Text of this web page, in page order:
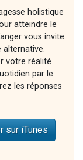
holistique
atteindre le
vous invite
alternative.
votre réalité
par le
les réponses
sur iTunes